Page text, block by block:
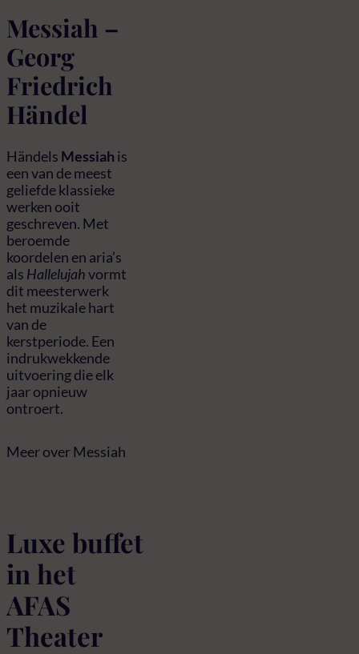
Messiah –
Georg
Friedrich
Händel
Händels Messiah is
een van de meest
geliefde klassieke
werken ooit
geschreven. Met
beroemde
koordelen en aria’s
als Hallelujahvormt
dit meesterwerk
het muzikale hart
van de
kerstperiode. Een
indrukwekkende
uitvoering die elk
jaar opnieuw
ontroert.
Meer over Messiah
Luxe buffet
in het
AFAS
Theater